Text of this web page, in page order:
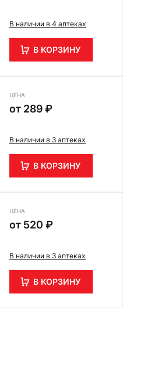
В наличии в 4 аптеках
В КОРЗИНУ
ЦЕНА
от 289 ₽
В наличии в 3 аптеках
В КОРЗИНУ
ЦЕНА
от 520 ₽
В наличии в 3 аптеках
В КОРЗИНУ